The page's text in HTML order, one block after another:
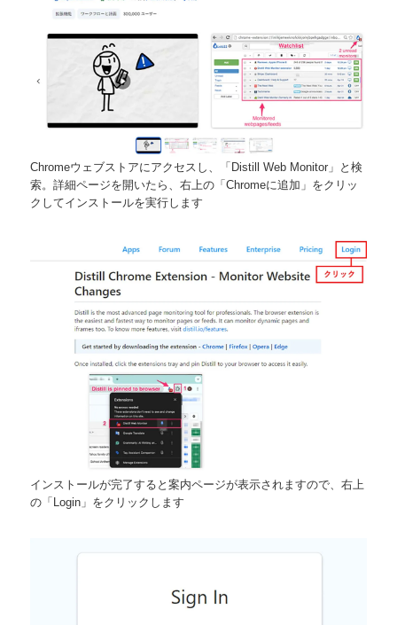
Chromeウェブストアにアクセスし、「Distill Web Monitor」と検
索。詳細ページを開いたら、右上の「Chromeに追加」をクリッ
クしてインストールを実行します
インストールが完了すると案内ページが表示されますので、右上
の「Login」をクリックします